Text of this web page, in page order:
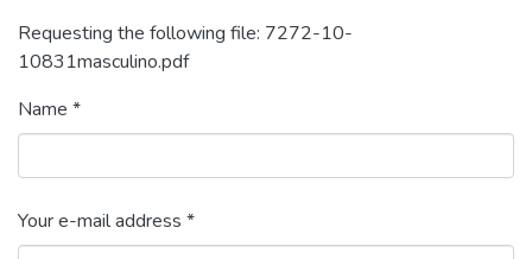
Requesting the following file: 7272-10-
10831masculino.pdf
Name *
Your e-mail address *